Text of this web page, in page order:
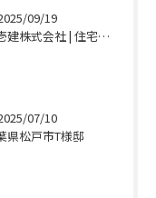
09/19
【壱建株式会社 | 住宅・店舗のリフォーム専門店】
07/10
県松戸市T様邸